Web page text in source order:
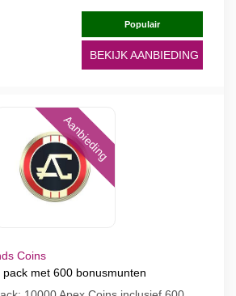
Populair
BEKIJK AANBIEDING
Aanbieding
Coins
pack met 600 bonusmunten